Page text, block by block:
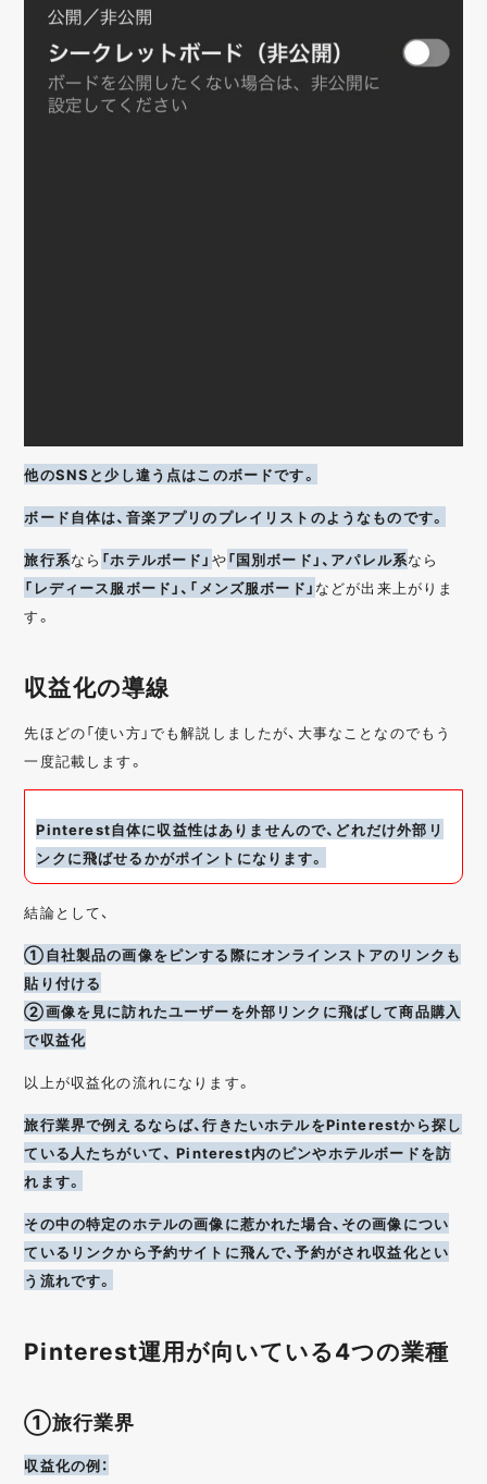
他のSNSと少し違う点はこのボードです。
ボード自体は、音楽アプリのプレイリストのようなものです。
旅行系なら 「ホテルボード」 や「国別ボード」、アパレル系なら
「レディース服ボード」、「メンズ服ボード」 などが出来上がりま
す。
収益化の導線
先ほどの「使い方」でも解説しましたが、大事なことなのでもう
一度記載します。
Pinterest自体に収益性はありませんので、どれだけ外部リ
ンクに飛ばせるかがポイントになります。
結論として、
①自社製品の画像をピンする際にオンラインストアのリンクも
貼り付ける
②画像を見に訪れたユーザーを外部リンクに飛ばして商品購入
で収益化
以上が収益化の流れになります。
旅行業界で例えるならば、行きたいホテルをPinterestから探し
ている人たちがいて、 Pinterest内のピンやホテルボードを訪
れます。
その中の特定のホテルの画像に惹かれた場合、その画像につい
ているリンクから予約サイトに飛んで、予約がされ収益化とい
う流れです。
Pinterest運用が向いている4つの業種
①旅行業界
収益化の例：